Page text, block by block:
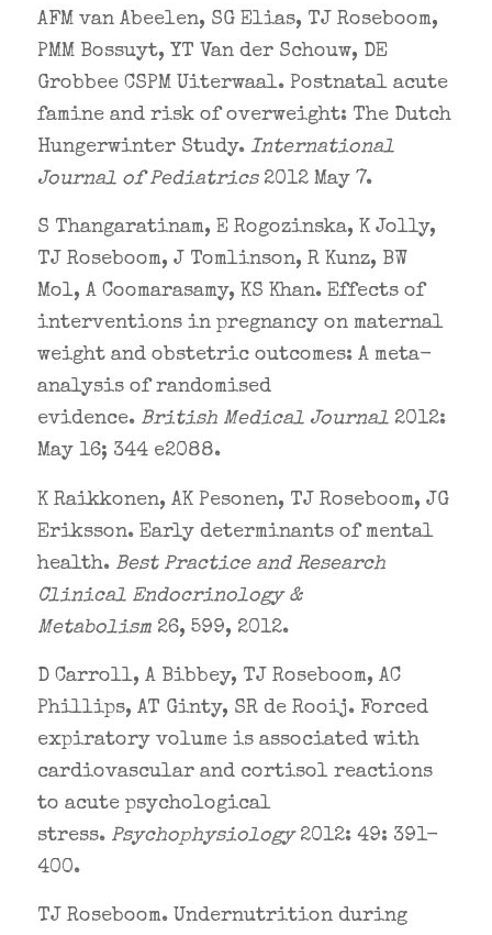
AFM van Abeelen, SG Elias, TJ Roseboom,
PMM Bossuyt, YT Van der Schouw, DE
Grobbee CSPM Uiterwaal. Postnatal acute
famine and risk of overweight: The Dutch
Hungerwinter Study. International
Journal of Pediatrics2012 May 7.
S Thangaratinam, E Rogozinska, K Jolly,
TJ Roseboom, J Tomlinson, R Kunz, BW
Mol, A Coomarasamy, KS Khan. Effects of
interventions in pregnancy on maternal
weight and obstetric outcomes: A meta-
analysis of randomised
evidence. British Medical Journal2012:
May 16; 344 e2088.
K Raikkonen, AK Pesonen, TJ Roseboom, JG
Eriksson. Early determinants of mental
health. Best Practice and Research
Clinical Endocrinology &
Metabolism26, 599, 2012.
D Carroll, A Bibbey, TJ Roseboom, AC
Phillips, AT Ginty, SR de Rooij. Forced
expiratory volume is associated with
cardiovascular and cortisol reactions
to acute psychological
stress. Psychophysiology 2012: 49: 391-
400.
TJ Roseboom. Undernutrition during